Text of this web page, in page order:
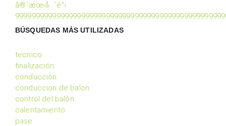
å®ˆæœ›å…ˆé”‹
BÚSQUEDAS MÁS UTILIZADAS
tecnico
finalización
conducciòn
conduccion de balon
control del balón
calentamiento
pase